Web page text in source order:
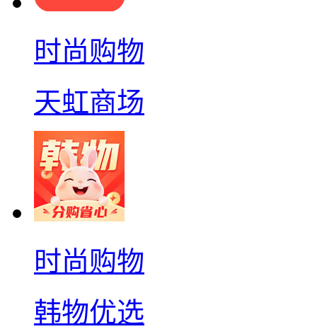
时尚购物
天虹商场
时尚购物
韩物优选